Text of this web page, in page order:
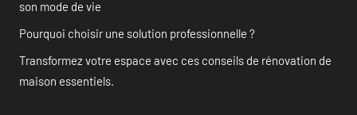
son mode de vie
Pourquoi choisir une solution professionnelle ?
Transformez votre espace avec ces conseils de rénovation de
maison essentiels.